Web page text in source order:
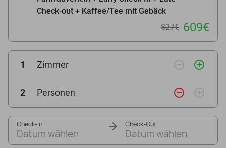
Check-out + Kaffee/Tee mit Gebäck
827€ 609€
1 Zimmer remove_circle_outline add_circle_outline
2 Personen remove_circle_outline add_circle_outline
Check-In
Datum wählen
Check-Out
Datum wählen